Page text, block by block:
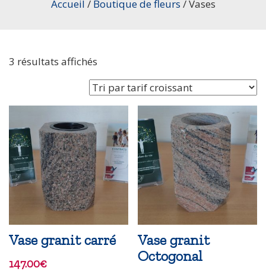
Accueil / Boutique de fleurs /Vases
3 résultats affichés
par
prix
croissant
Vase granit carré
147.00€
Vase granit
Octogonal